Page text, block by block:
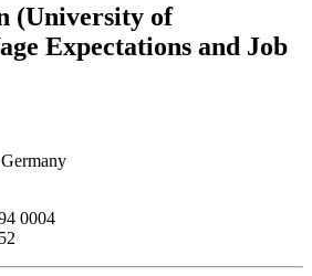
(University of
Expectations and Job
0004